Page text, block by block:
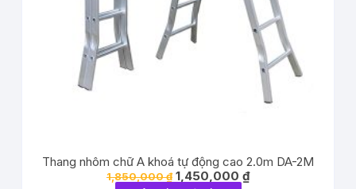
Thang nhôm chữ A khoá tự động cao 2.0m DA-2M
1,850,000₫ 1,450,000 ₫